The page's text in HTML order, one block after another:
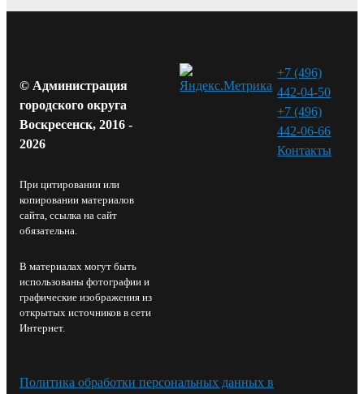
© Администрация
городского округа
Воскресенск, 2016 -
2026
При цитировании или
копировании материалов
сайта, ссылка на сайт
обязательна.
В материалах могут быть
использованы фотографии и
графические изображения из
открытых источников в сети
Интернет.
+7 (496)
442-04-50
+7 (496)
442-06-66
Контакты⁠
Политика обработки персональных данных в